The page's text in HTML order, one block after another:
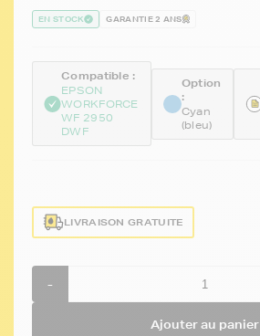
EN STOCK GARANTIE 2 ANS
Compatible :
EPSON
WORKFORCE
WF 2950
DWF
Option
:
Cyan
(bleu)
LIVRAISON GRATUITE
-
Ajouter au panier